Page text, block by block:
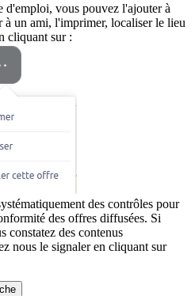
d'emploi, vous pouvez l'ajouter à
à un ami, l'imprimer, localiser le lieu
cliquant sur :
des contrôles pour
des offres diffusées. Si
constatez des contenus
nous le signaler en cliquant sur